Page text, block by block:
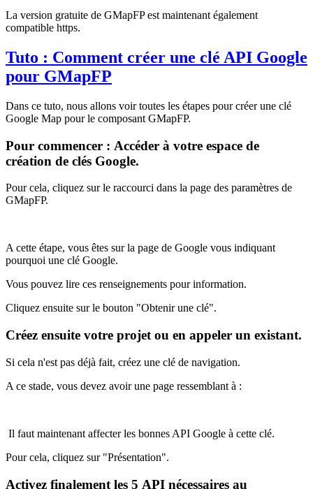
La version gratuite de GMapFP est maintenant également
compatible https.
Tuto : Comment créer une clé API Google
pour GMapFP
Dans ce tuto, nous allons voir toutes les étapes pour créer une clé
Google Map pour le composant GMapFP.
Pour commencer : Accéder à votre espace de
création de clés Google.
Pour cela, cliquez sur le raccourci dans la page des paramètres de
GMapFP.
A cette étape, vous êtes sur la page de Google vous indiquant
pourquoi une clé Google.
Vous pouvez lire ces renseignements pour information.
Cliquez ensuite sur le bouton "Obtenir une clé".
Créez ensuite votre projet ou en appeler un existant.
Si cela n'est pas déjà fait, créez une clé de navigation.
A ce stade, vous devez avoir une page ressemblant à :
Il faut maintenant affecter les bonnes API Google à cette clé.
Pour cela, cliquez sur "Présentation".
Activez finalement les 5 API nécessaires au